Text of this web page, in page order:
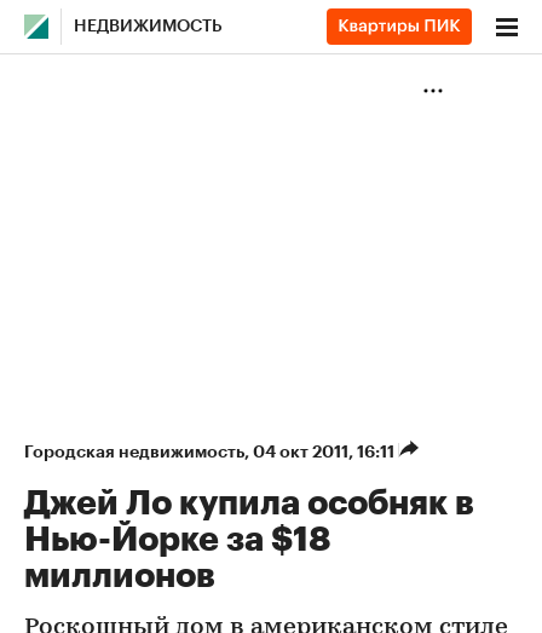
НЕДВИЖИМОСТЬ
Городская недвижимость⁠, 04 окт 2011, 16:11
Джей Ло купила особняк в
Нью-Йорке за $18
миллионов
Роскошный дом в американском стиле